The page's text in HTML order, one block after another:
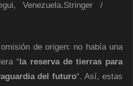
Venezuela.Stringer /
de origen: no había una
“la reserva de tierras para
del futuro“. Así, estas